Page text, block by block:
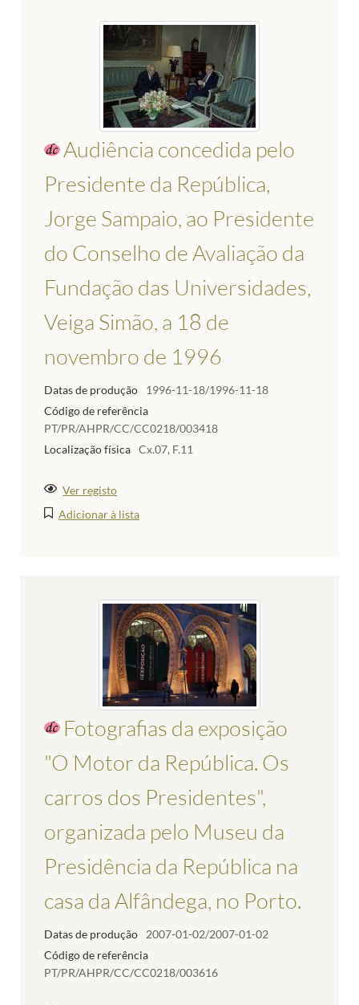
Audiência concedida pelo
Presidente da República,
Jorge Sampaio, ao Presidente
do Conselho de Avaliação da
Fundação das Universidades,
Veiga Simão, a 18 de
novembro de 1996
Datas de produção
1996-11-18/1996-11-18
Código de referência
PT/PR/AHPR/CC/CC0218/003418
Localização física Cx.07, F.11
Ver registo
Adicionar à lista
Fotografias da exposição
"O Motor da República. Os
carros dos Presidentes",
organizada pelo Museu da
Presidência da República na
casa da Alfândega, no Porto.
Datas de produção
2007-01-02/2007-01-02
Código de referência
PT/PR/AHPR/CC/CC0218/003616